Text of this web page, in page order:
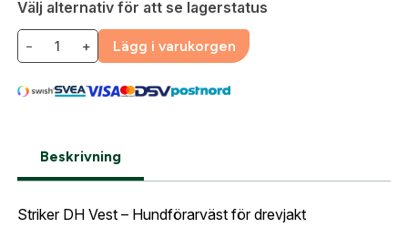
Välj alternativ för att se lagerstatus
− + Lägg i varukorgen
Beskrivning
Striker DH Vest – Hundförarväst för drevjakt
Logga in
Logga in för att handla med dina avtalspriser, smidig
Skapa konto
Fyll i dina företags- eller föreningsuppgifter i
skapat. I vår FAQ hittar du svar på de vanligaste
Företag- eller Föreningsnamn:*